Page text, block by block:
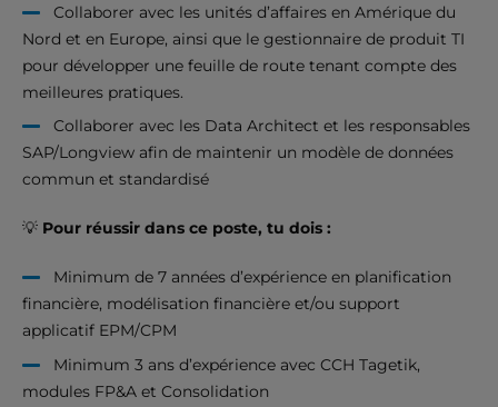
Collaborer avec les unités d’affaires en Amérique du
Nord et en Europe, ainsi que le gestionnaire de produit TI
pour développer une feuille de route tenant compte des
meilleures pratiques.
Collaborer avec les Data Architect et les responsables
SAP/Longview afin de maintenir un modèle de données
commun et standardisé
💡 Pour réussir dans ce poste, tu dois :
Minimum de 7 années d’expérience en planification
financière, modélisation financière et/ou support
applicatif EPM/CPM
Minimum 3 ans d’expérience avec CCH Tagetik,
modules FP&A et Consolidation